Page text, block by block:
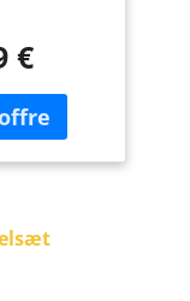
cm (Réf.
OP541100)
1 perche
€